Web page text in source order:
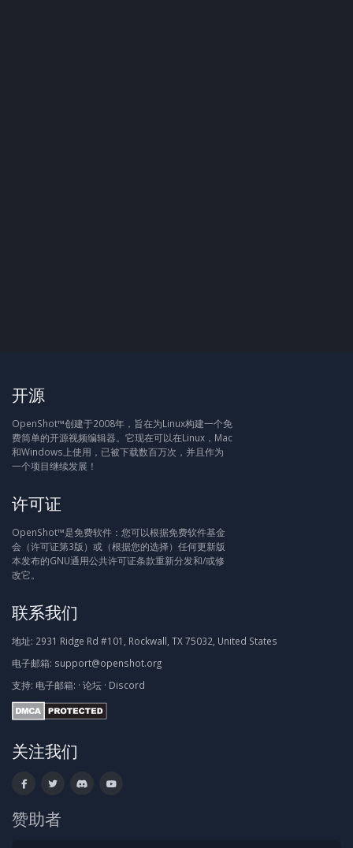
开源
OpenShot™创建于2008年，旨在为Linux构建一个免
费简单的开源视频编辑器。它现在可以在Linux，Mac
和Windows上使用，已被下载数百万次，并且作为
一个项目继续发展！
许可证
OpenShot™是免费软件：您可以根据免费软件基金
会（许可证第3版）或（根据您的选择）任何更新版
本发布的GNU通用公共许可证条款重新分发和/或修
改它。
联系我们
地址: 2931 Ridge Rd #101, Rockwall, TX 75032, United States
电子邮箱: support@openshot.org
支持: 电子邮箱: · 论坛 · Discord
关注我们
赞助者